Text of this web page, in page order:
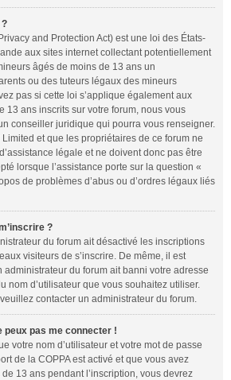
?
and Protection Act) est une loi des États-
aux sites internet collectant potentiellement
âgés de moins de 13 ans un
ou des tuteurs légaux des mineurs
pas si cette loi s’applique également aux
13 ans inscrits sur votre forum, nous vous
conseiller juridique qui pourra vous renseigner.
et que les propriétaires de ce forum ne
légale et ne doivent donc pas être
lorsque l’assistance porte sur la question «
de problèmes d’abus ou d’ordres légaux liés
?
du forum ait désactivé les inscriptions
visiteurs de s’inscrire. De même, il est
administrateur du forum ait banni votre adresse
nom d’utilisateur que vous souhaitez utiliser.
contacter un administrateur du forum.
pas me connecter !
votre nom d’utilisateur et votre mot de passe
de la COPPA est activé et que vous avez
13 ans pendant l’inscription, vous devrez